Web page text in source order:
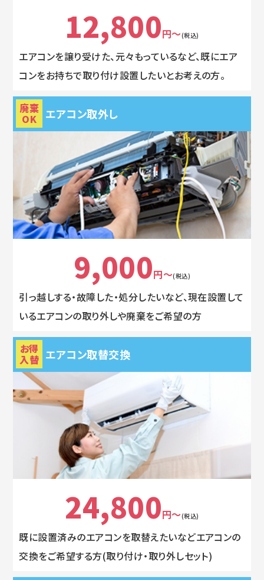
12,800円～(税込)
エアコンを譲り受けた、元々もっているなど、既にエア
コンをお持ちで取り付け設置したいとお考えの方。
廃棄
OK エアコン取外し
9,000円～(税込)
引っ越しする・故障した・処分したいなど、現在設置して
いるエアコンの取り外しや廃棄をご希望の方
お得
入替 エアコン取替交換
24,800円～(税込)
既に設置済みのエアコンを取替えたいなどエアコンの
交換をご希望する方(取り付け・取り外しセット)